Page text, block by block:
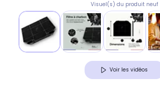
Visuel(s) du produit neuf
Voir les vidéos